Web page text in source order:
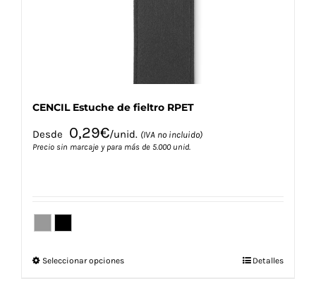
CENCIL Estuche de fieltro RPET
Desde 0,29€/unid. (IVA no incluido)
Precio sin marcaje y para más de 5.000 unid.
Seleccionar opcionesEste
Detalles